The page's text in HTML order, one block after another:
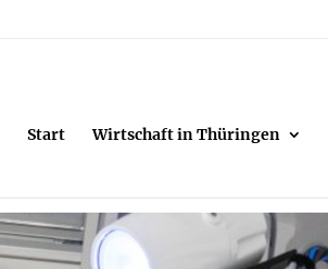
Start Wirtschaft in Thüringen